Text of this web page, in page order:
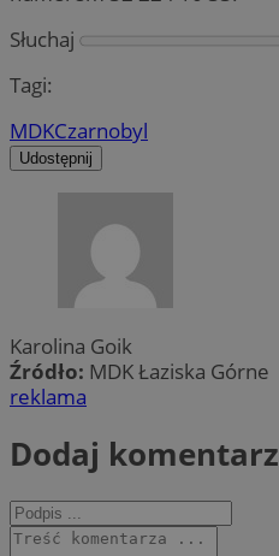
Słuchaj
Tagi:
MDKCzarnobyl
Udostępnij
Karolina Goik
Źródło: MDK Łaziska Górne
reklama
Dodaj komentarz